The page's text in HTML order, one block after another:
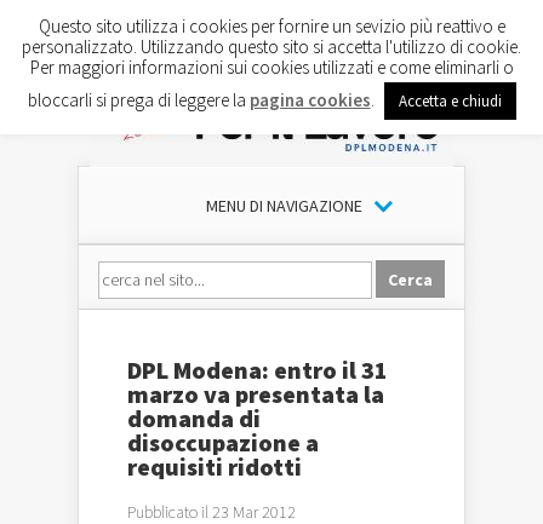
MENU DI NAVIGAZIONE
DPL Modena: entro il 31
marzo va presentata la
domanda di
disoccupazione a
requisiti ridotti
Pubblicato il 23 Mar 2012
Questo sito utilizza i cookies per fornire un sevizio più reattivo e
personalizzato. Utilizzando questo sito si accetta l'utilizzo di cookie.
Per maggiori informazioni sui cookies utilizzati e come eliminarli o
bloccarli si prega di leggere la pagina cookies Accetta e chiudi